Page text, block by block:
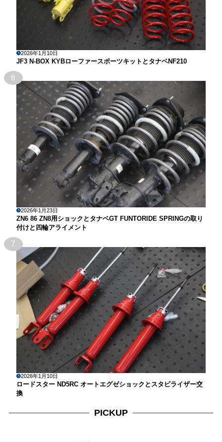
2026年1月10日
JF3 N-BOX KYBローファースポーツキットとタナベNF210
6
2026年1月23日
ZN6 86 ZN8用ショックとタナベGT FUNTORIDE SPRINGの取り
付けと四輪アライメント
7
2026年1月10日
ロードスター ND5RC オートエグゼショックとスタビライザー交
換
PICKUP